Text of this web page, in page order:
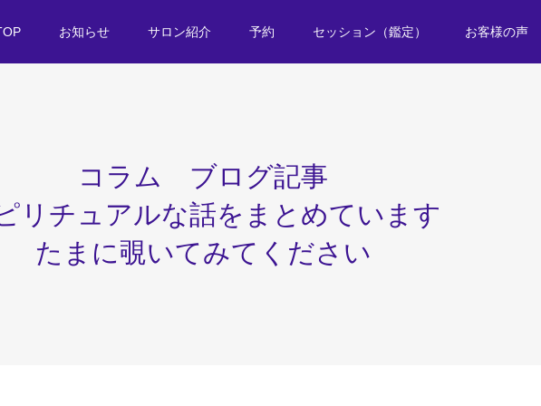
お知らせ サロン紹介 予約 セッション（鑑定） お客様の声
コラム ブログ記事
リチュアルな話をまとめています
たまに覗いてみてください